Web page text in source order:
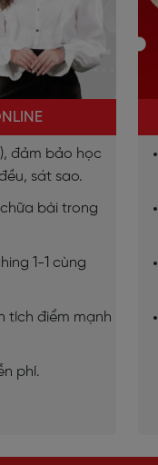
đảm bảo học
sát sao.
chữa bài trong
1-1 cùng
tích điểm mạnh
phí.